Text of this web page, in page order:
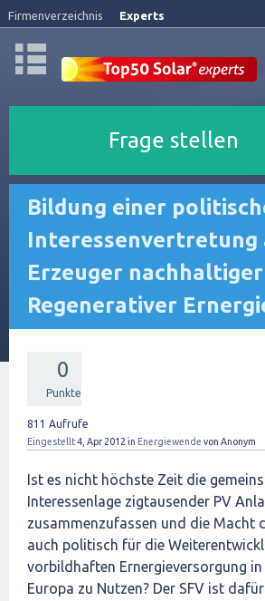
Firmenverzeichnis Experts
Frage stellen
Bildung einer
Interessenvertretung
Erzeuger nachhaltiger
Regenerativer
0
Punkte
811 Aufrufe
Eingestellt4, Apr 2012 in Energiewende von Anonym
Ist es nicht höchste Zeit die
Interessenlage zigtausender PV
zusammenzufassen und die Macht
auch politisch für die
vorbildhaften Ernergieversorgung
Europa zu Nutzen? Der SFV ist